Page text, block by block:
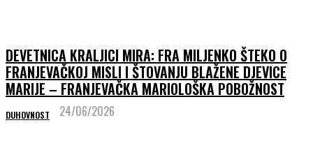
DEVETNICA KRALJICI MIRA: FRA MILJENKO ŠTEKO O
FRANJEVAČKOJ MISLI I ŠTOVANJU BLAŽENE DJEVICE
MARIJE – FRANJEVAČKA MARIOLOŠKA POBOŽNOST
DUHOVNOST 24/06/2026